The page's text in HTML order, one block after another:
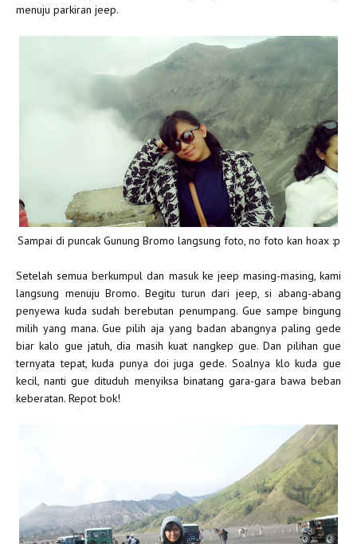
menuju parkiran jeep.
Sampai di puncak Gunung Bromo langsung foto, no foto kan hoax :p
Setelah semua berkumpul dan masuk ke jeep masing-masing, kami
langsung menuju Bromo. Begitu turun dari jeep, si abang-abang
penyewa kuda sudah berebutan penumpang. Gue sampe bingung
milih yang mana. Gue pilih aja yang badan abangnya paling gede
biar kalo gue jatuh, dia masih kuat nangkep gue. Dan pilihan gue
ternyata tepat, kuda punya doi juga gede. Soalnya klo kuda gue
kecil, nanti gue dituduh menyiksa binatang gara-gara bawa beban
keberatan. Repot bok!